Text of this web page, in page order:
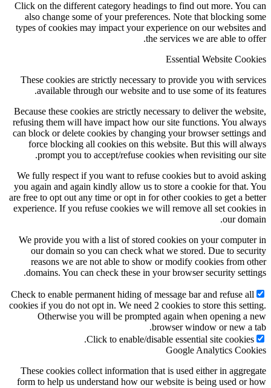
Click on the different category headings to find out more. You
also change some of your preferences. Note that blocking
types of cookies may impact your experience on our websites
the services we are able to
Essential Website
These cookies are strictly necessary to provide you with
available through our website and to use some of its
Because these cookies are strictly necessary to deliver the
refusing them will have impact how our site functions. You
can block or delete cookies by changing your browser settings
force blocking all cookies on this website. But this will
prompt you to accept/refuse cookies when revisiting our
We fully respect if you want to refuse cookies but to avoid
you again and again kindly allow us to store a cookie for that.
are free to opt out any time or opt in for other cookies to get a
experience. If you refuse cookies we will remove all set
our
We provide you with a list of stored cookies on your
our domain so you can check what we stored. Due to
reasons we are not able to show or modify cookies from
domains. You can check these in your browser security
Check to enable permanent hiding of message bar and refuse
cookies if you do not opt in. We need 2 cookies to store this
Otherwise you will be prompted again when opening a
browser window or new a
Click to enable/disable essential site
Google Analytics
These cookies collect information that is used either in
form to help us understand how our website is being used or